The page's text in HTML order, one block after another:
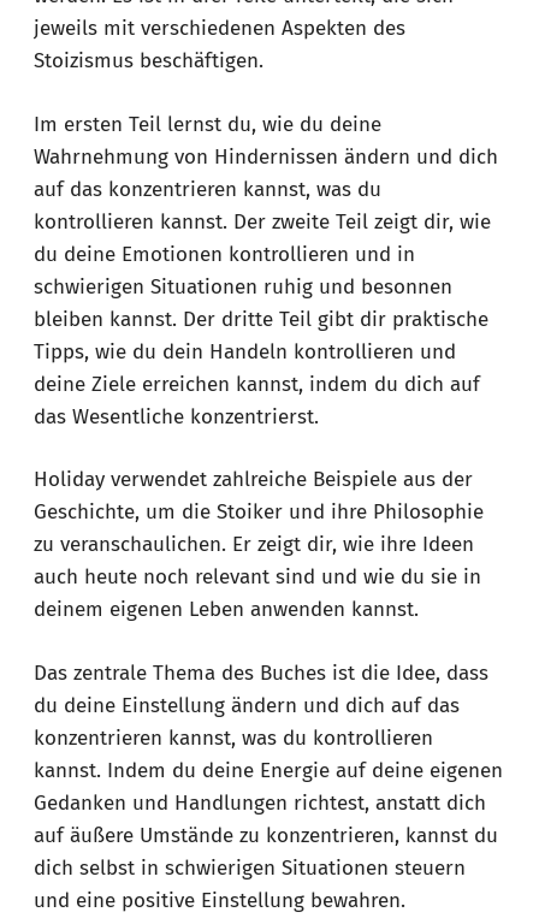
jeweils mit verschiedenen Aspekten des
Stoizismus beschäftigen.
Im ersten Teil lernst du, wie du deine
Wahrnehmung von Hindernissen ändern und dich
auf das konzentrieren kannst, was du
kontrollieren kannst. Der zweite Teil zeigt dir, wie
du deine Emotionen kontrollieren und in
schwierigen Situationen ruhig und besonnen
bleiben kannst. Der dritte Teil gibt dir praktische
Tipps, wie du dein Handeln kontrollieren und
deine Ziele erreichen kannst, indem du dich auf
das Wesentliche konzentrierst.
Holiday verwendet zahlreiche Beispiele aus der
Geschichte, um die Stoiker und ihre Philosophie
zu veranschaulichen. Er zeigt dir, wie ihre Ideen
auch heute noch relevant sind und wie du sie in
deinem eigenen Leben anwenden kannst.
Das zentrale Thema des Buches ist die Idee, dass
du deine Einstellung ändern und dich auf das
konzentrieren kannst, was du kontrollieren
kannst. Indem du deine Energie auf deine eigenen
Gedanken und Handlungen richtest, anstatt dich
auf äußere Umstände zu konzentrieren, kannst du
dich selbst in schwierigen Situationen steuern
und eine positive Einstellung bewahren.